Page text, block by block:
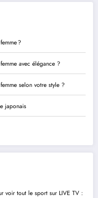
?
avec élégance ?
selon votre style ?
japonais
voir tout le sport sur LIVE TV :